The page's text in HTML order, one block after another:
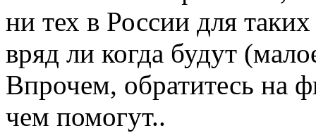
ни тех в России для
вряд ли когда будут
Впрочем, обратитесь на
чем помогут..